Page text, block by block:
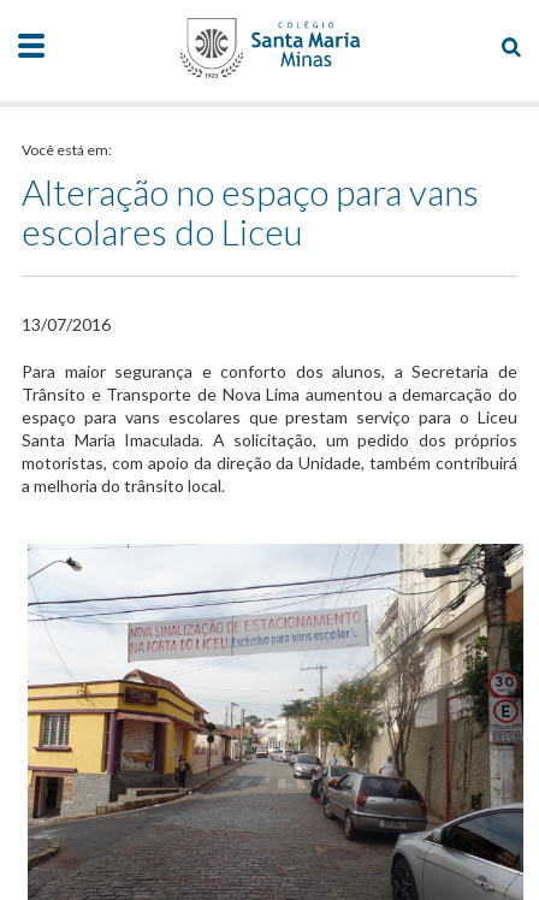
Você está em:
Alteração no espaço para vans
escolares do Liceu
13/07/2016
​Para maior segurança e conforto dos alunos, a Secretaria de
Trânsito e Transporte de Nova Lima aumentou a demarcação do
espaço para vans escolares que prestam serviço para o Liceu
Santa Maria Imaculada. A solicitação, um pedido dos próprios
motoristas, com apoio da direção da Unidade, também contribuirá
a melhoria do trânsito local.